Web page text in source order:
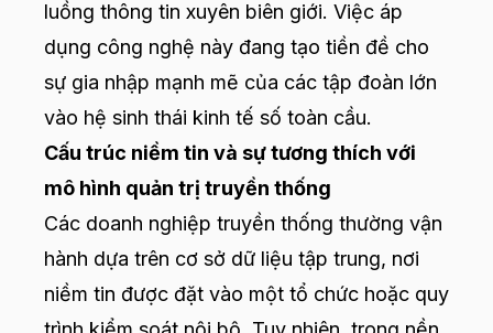
luồng thông tin xuyên biên giới. Việc áp
dụng công nghệ này đang tạo tiền đề cho
sự gia nhập mạnh mẽ của các tập đoàn lớn
vào hệ sinh thái kinh tế số toàn cầu.
Cấu trúc niềm tin và sự tương thích với
mô hình quản trị truyền thống
Các doanh nghiệp truyền thống thường vận
hành dựa trên cơ sở dữ liệu tập trung, nơi
niềm tin được đặt vào một tổ chức hoặc quy